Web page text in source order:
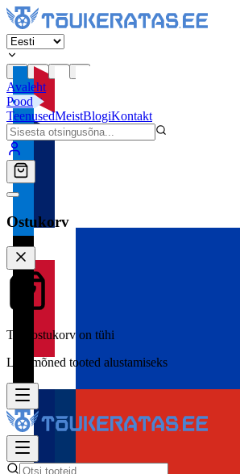
Avaleht
Pood
TeenusedMeistBlogiKontakt
Ostukorv
Teie ostukorv on tühi
Lisa mõned tooted alustamiseks